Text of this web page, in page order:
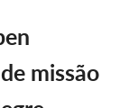
missão